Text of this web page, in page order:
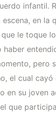
infantil.
en la
le toque
haber
pero
el cual
en su joven
que